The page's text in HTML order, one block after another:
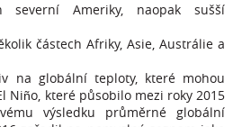
Ameriky, naopak sušší
částech Afriky, Asie, Austrálie a
na globální teploty, které mohou
Niño, které působilo mezi roky 2015
výsledku průměrné globální